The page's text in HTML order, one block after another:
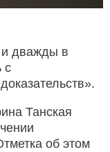
и дважды в
с
Танская
об этом